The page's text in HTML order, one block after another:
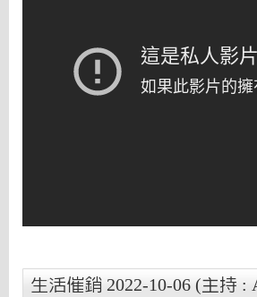
生活催銷 2022-10-06 (主持 :